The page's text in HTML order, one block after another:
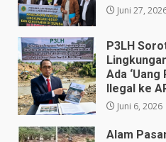
Juni 27,
P3LH
Ada ‘Uang
Ilegal ke
Juni 6, 2026
Alam